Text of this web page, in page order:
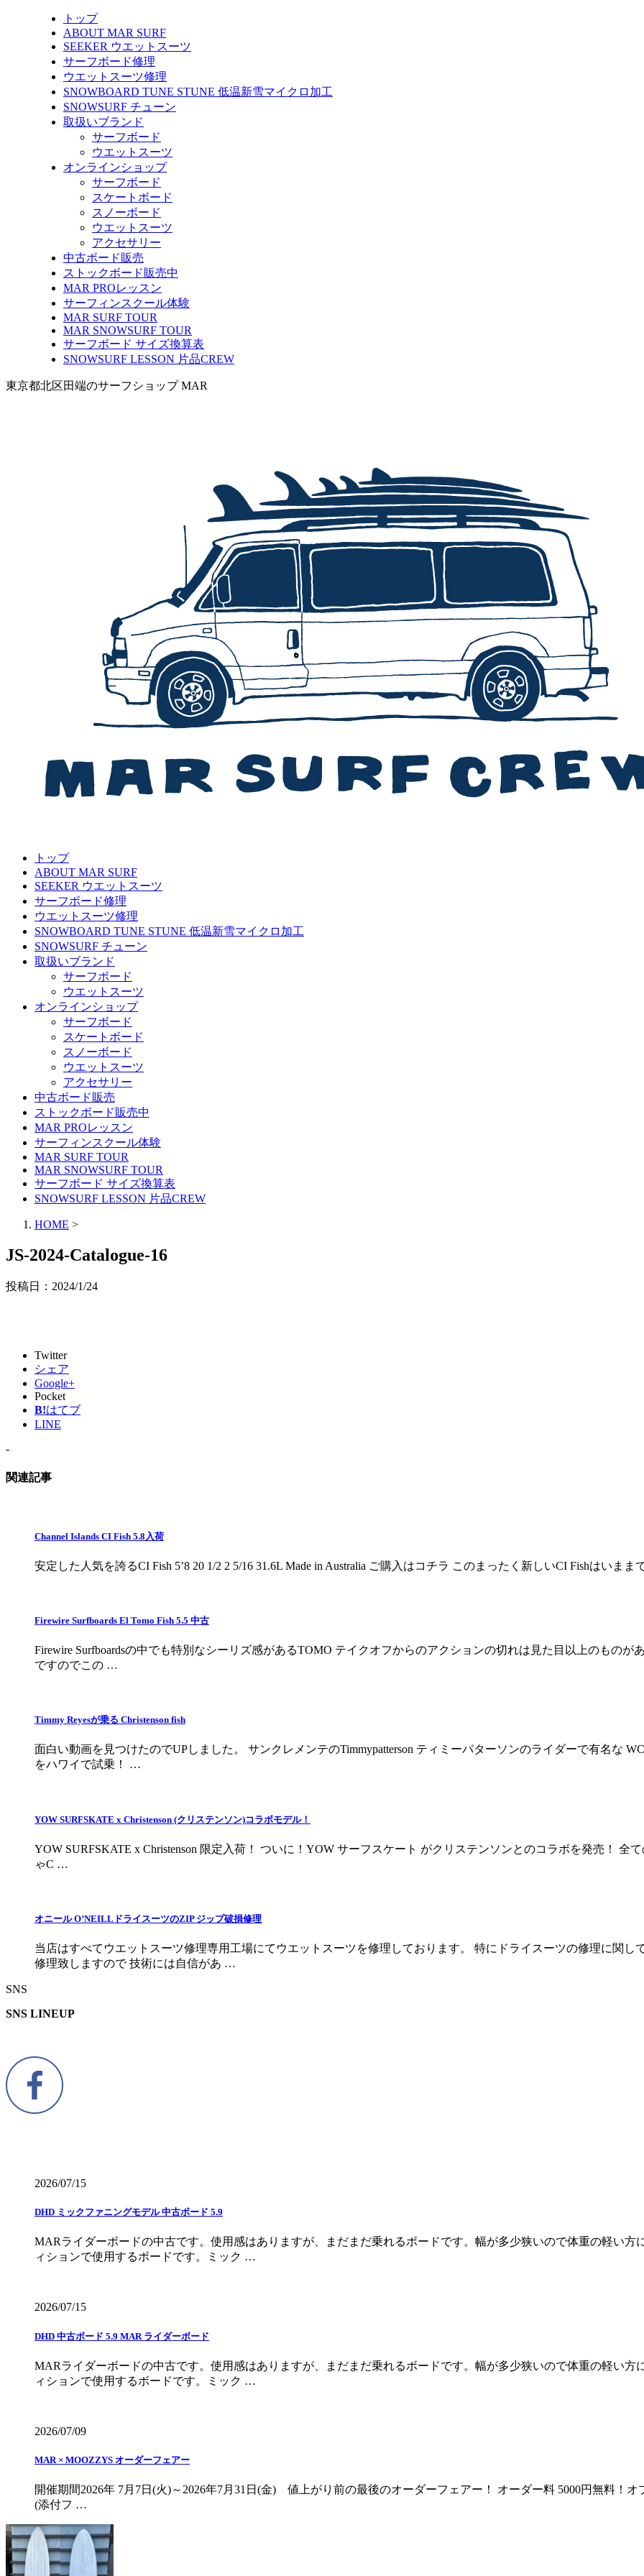
トップ
ABOUT MAR SURF
SEEKER ウエットスーツ
サーフボード修理
ウエットスーツ修理
SNOWBOARD TUNE STUNE 低温新雪マイクロ加工
SNOWSURF チューン
取扱いブランド
サーフボード
ウエットスーツ
オンラインショップ
サーフボード
スケートボード
スノーボード
ウエットスーツ
アクセサリー
中古ボード販売
ストックボード販売中
MAR PROレッスン
サーフィンスクール体験
MAR SURF TOUR
MAR SNOWSURF TOUR
サーフボード サイズ換算表
SNOWSURF LESSON 片品CREW
東京都北区田端のサーフショップ MAR
トップ
ABOUT MAR SURF
SEEKER ウエットスーツ
サーフボード修理
ウエットスーツ修理
SNOWBOARD TUNE STUNE 低温新雪マイクロ加工
SNOWSURF チューン
取扱いブランド
サーフボード
ウエットスーツ
オンラインショップ
サーフボード
スケートボード
スノーボード
ウエットスーツ
アクセサリー
中古ボード販売
ストックボード販売中
MAR PROレッスン
サーフィンスクール体験
MAR SURF TOUR
MAR SNOWSURF TOUR
サーフボード サイズ換算表
SNOWSURF LESSON 片品CREW
HOME >
JS-2024-Catalogue-16
投稿日： 2024/1/24
Twitter
シェア
Google+
Pocket
B!はてブ
LINE
-
関連記事
Channel Islands CI Fish 5.8入荷
安定した人気を誇るCI Fish 5’8 20 1/2 2 5/16 31.6L Made in Australia ご購入はコチラ このまったく新しいCI Fishはいま
Firewire Surfboards El Tomo Fish 5.5 中古
Firewire Surfboardsの中でも特別なシーリズ感があるTOMO テイクオフからのアクションの切れは見た目以上のもの
ですのでこの …
Timmy Reyesが乗る Christenson fish
面白い動画を見つけたのでUPしました。 サンクレメンテのTimmypatterson ティミーパターソンのライダーで有名な
をハワイで試乗！ …
YOW SURFSKATE x Christenson (クリステンソン)コラボモデル！
YOW SURFSKATE x Christenson 限定入荷！ ついに！YOW サーフスケート がクリステンソンとのコラボを発売！ 全
ゃC …
オニール O’NEILLドライスーツのZIP ジップ破損修理
当店はすべてウエットスーツ修理専用工場にてウエットスーツを修理しております。 特にドライスーツの修理に関
修理致しますので 技術には自信があ …
SNS
SNS LINEUP
2026/07/15
DHD ミックファニングモデル 中古ボード 5.9
MARライダーボードの中古です。使用感はありますが、まだまだ乗れるボードです。幅が多少狭いので体重の軽い
ィションで使用するボードです。ミック …
2026/07/15
DHD 中古ボード 5.9 MAR ライダーボード
MARライダーボードの中古です。使用感はありますが、まだまだ乗れるボードです。幅が多少狭いので体重の軽い
ィションで使用するボードです。ミック …
2026/07/09
MAR × MOOZZYS オーダーフェアー
開催期間2026年 7月7日(火)～2026年7月31日(金) 値上がり前の最後のオーダーフェアー！ オーダー料 5000円無料！オ
(添付フ …